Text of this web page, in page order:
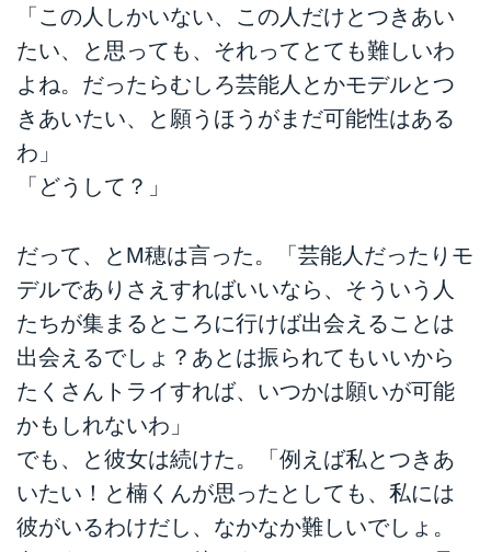
「この人しかいない、この人だけとつきあい
たい、と思っても、それってとても難しいわ
よね。だったらむしろ芸能人とかモデルとつ
きあいたい、と願うほうがまだ可能性はある
わ」
「どうして？」
だって、とM穂は言った。「芸能人だったりモ
デルでありさえすればいいなら、そういう人
たちが集まるところに行けば出会えることは
出会えるでしょ？あとは振られてもいいから
たくさんトライすれば、いつかは願いが可能
かもしれないわ」
でも、と彼女は続けた。「例えば私とつきあ
いたい！と楠くんが思ったとしても、私には
彼がいるわけだし、なかなか難しいでしょ。